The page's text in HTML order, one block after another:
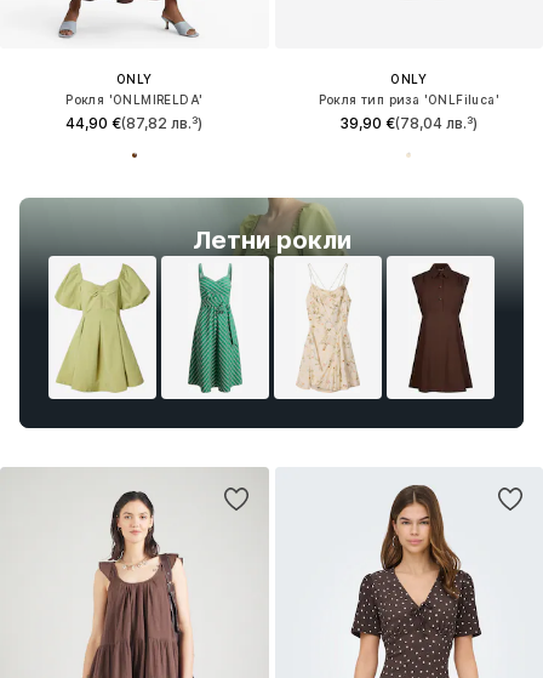
ONLY
Рокля 'ONLMIRELDA'
44,90 €(87,82 лв.³)
Летни рокли
ONLY
Рокля тип риза 'ONLFiluca'
39,90 €(78,04 лв.³)